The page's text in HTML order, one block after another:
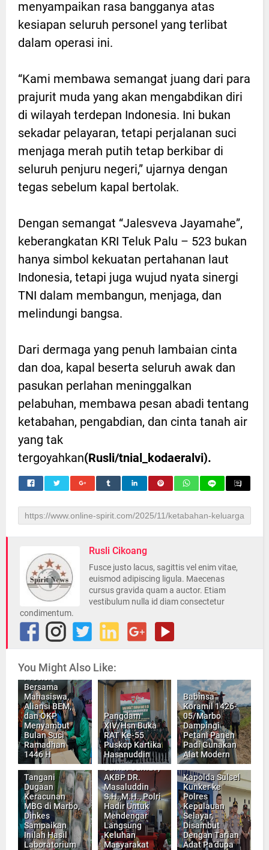
menyampaikan rasa bangganya atas
kesiapan seluruh personel yang terlibat
dalam operasi ini.
“Kami membawa semangat juang dari para
prajurit muda yang akan mengabdikan diri
di wilayah terdepan Indonesia. Ini bukan
sekadar pelayaran, tetapi perjalanan suci
menjaga merah putih tetap berkibar di
seluruh penjuru negeri,” ujarnya dengan
tegas sebelum kapal bertolak.
Dengan semangat “Jalesveva Jayamahe”,
keberangkatan KRI Teluk Palu – 523 bukan
hanya simbol kekuatan pertahanan laut
Indonesia, tetapi juga wujud nyata sinergi
TNI dalam membangun, menjaga, dan
melindungi bangsa.
Dari dermaga yang penuh lambaian cinta
dan doa, kapal beserta seluruh awak dan
pasukan perlahan meninggalkan
pelabuhan, membawa pesan abadi tentang
ketabahan, pengabdian, dan cinta tanah air
yang tak
tergoyahkan(Rusli/tnial_kodaeralvi).
Rusli Cikoang
Fusce justo lacus, sagittis vel enim vitae,
euismod adipiscing ligula. Maecenas
cursus gravida quam a auctor. Etiam
vestibulum nulla id diam consectetur
condimentum.
You Might Also Like:
Pangdam
Baksos Polri
Bersama
Mahasiswa,
Aliansi BEM,
dan OKP
Menyambut
Bulan Suci
Ramadhan
1446 H
Pangdam
XIV/Hsn Buka
RAT Ke-55
Puskop Kartika
Hasanuddin
Babinsa
Koramil 1426-
05/Marbo
Dampingi
Petani Panen
Padi Gunakan
Alat Modern
Tangani
Dugaan
Keracunan
MBG di Marbo,
Dinkes
Sampaikan
Inilah Hasil
Laboratorium
AKBP DR.
Masaluddin
S.H.,M.H., Polri
Hadir Untuk
Mendengar
Langsung
Keluhan
Masyarakat
Kapolda Sulsel
Kunker ke
Polres
Kepulauan
Selayar,
Disambut
Dengan Tarian
Adat Pa’dupa